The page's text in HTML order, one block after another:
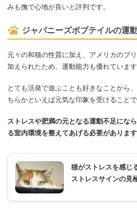
みも撫で心地が良いと評判です。
ジャパニーズボブテイルの運
元々の和猫の性質に加え、アメリカのブ
加えられたため、運動能力も優れています
とても活発で遊ぶことも好きなことから
ちらかといえば元気な印象を受けることで
ストレスや肥満の元となる運動不足にな
る室内環境を整えてあげる必要があります
猫がストレスを感じ
ストレスサインの見